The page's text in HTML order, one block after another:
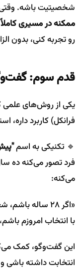
شخصیتیت باشه.
ممکنه در مسیری
رو تجربه کنی، بدون
قدم سوم:
یکی از روش‌های علمی
فرانکل) کاربرد داره،
🔹 تکنیکی به اسم
فرد تصور می‌کنه ده
می‌کنه:
«اگر ۲۸ ساله
با انتخاب امروزم
این گفت‌وگو، کمک
انتخابت داشته باشی